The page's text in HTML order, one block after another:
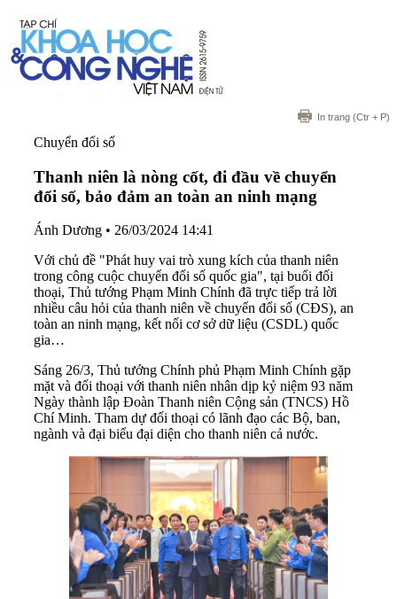
In trang (Ctr + P)
Chuyển đổi số
Thanh niên là nòng cốt, đi đầu về chuyển
đổi số, bảo đảm an toàn an ninh mạng
Ánh Dương • 26/03/2024 14:41
Với chủ đề "Phát huy vai trò xung kích của thanh niên
trong công cuộc chuyển đổi số quốc gia", tại buổi đối
thoại, Thủ tướng Phạm Minh Chính đã trực tiếp trả lời
nhiều câu hỏi của thanh niên về chuyển đổi số (CĐS), an
toàn an ninh mạng, kết nối cơ sở dữ liệu (CSDL) quốc
gia…
Sáng 26/3, Thủ tướng Chính phủ Phạm Minh Chính gặp
mặt và đối thoại với thanh niên nhân dịp kỷ niệm 93 năm
Ngày thành lập Đoàn Thanh niên Cộng sản (TNCS) Hồ
Chí Minh. Tham dự đối thoại có lãnh đạo các Bộ, ban,
ngành và đại biểu đại diện cho thanh niên cả nước.